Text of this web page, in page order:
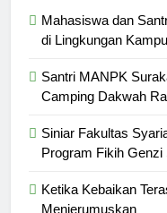
Mahasiswa dan
di Lingkungan
Santri MANPK
Camping Dakwah
Siniar Fakultas
Program Fikih
Ketika Kebaikan
Menjerumuskan